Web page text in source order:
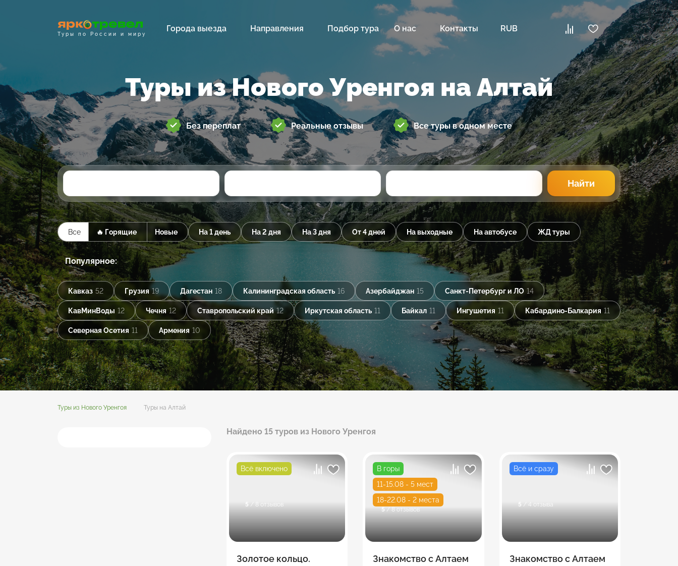
Туры по России и миру
Города выезда Направления Подбор тура О нас Контакты RUB
Туры из Нового Уренгоя на Алтай
Без переплат Реальные отзывы Все туры в одном месте
Найти
Все 🔥 Горящие Новые На 1 день На 2 дня На 3 дня От 4 дней На выходные На автобусе ЖД туры
Популярное:
Кавказ 52 Грузия 19 Дагестан 18 Калининградская область 16 Азербайджан 15 Санкт-Петербург и ЛО 14
КавМинВоды 12 Чечня 12 Ставропольский край 12 Иркутская область 11 Байкал 11 Ингушетия 11 Кабардино-Балкария 11
Северная Осетия 11 Армения 10
Туры из Нового Уренгоя Туры на Алтай
Найдено 15 туров из Нового Уренгоя
Всё включено
5 / 8 отзывов
Золотое кольцо.
В горы
11-15.08 - 5 мест
18-22.08 - 2 места
5 / 8 отзывов
Знакомство с Алтаем
Всё и сразу
5 / 4 отзыва
Знакомство с Алтаем